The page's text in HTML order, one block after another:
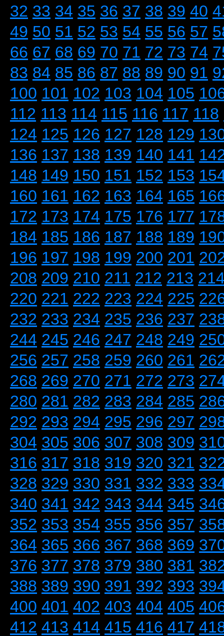
32 33 34 35 36 37 38 39 40
49 50 51 52 53 54 55 56 57
66 67 68 69 70 71 72 73 74
83 84 85 86 87 88 89 90 91
100 101 102 103 104 105
112 113 114 115 116 117 118
124 125 126 127 128 129
136 137 138 139 140 141
148 149 150 151 152 153
160 161 162 163 164 165
172 173 174 175 176 177
184 185 186 187 188 189
196 197 198 199 200 201
208 209 210 211 212 213
220 221 222 223 224 225
232 233 234 235 236 237
244 245 246 247 248 249
256 257 258 259 260 261
268 269 270 271 272 273
280 281 282 283 284 285
292 293 294 295 296 297
304 305 306 307 308 309
316 317 318 319 320 321
328 329 330 331 332 333
340 341 342 343 344 345
352 353 354 355 356 357
364 365 366 367 368 369
376 377 378 379 380 381
388 389 390 391 392 393
400 401 402 403 404 405
412 413 414 415 416 417